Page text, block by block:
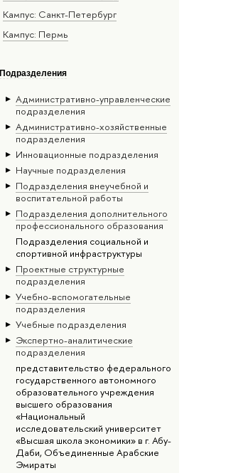
Кампус: Санкт-Петербург
Кампус: Пермь
Подразделения
Административно-управленческие
подразделения
Административно-хозяйственные
подразделения
Инновационные подразделения
Научные подразделения
Подразделения внеучебной и
воспитательной работы
Подразделения дополнительного
профессионального образования
Подразделения социальной и
спортивной инфраструктуры
Проектные структурные
подразделения
Учебно-вспомогательные
подразделения
Учебные подразделения
Экспертно-аналитические
подразделения
представительство федерального
государственного автономного
образовательного учреждения
высшего образования
«Национальный
исследовательский университет
«Высшая школа экономики» в г. Абу-
Даби, Объединенные Арабские
Эмираты